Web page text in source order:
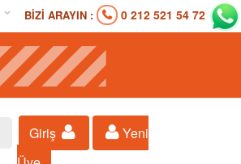
BİZİ ARAYIN : 0 212 521 54 72
Giriş
Yeni